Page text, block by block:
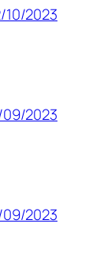
10/2023
2023
2023